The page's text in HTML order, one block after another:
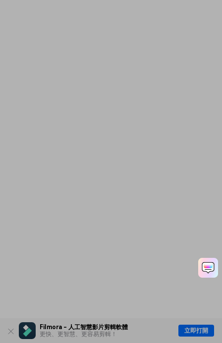
Filmora - 人工智慧影片剪輯軟體
更快、更智慧、更容易剪輯！
立即打開